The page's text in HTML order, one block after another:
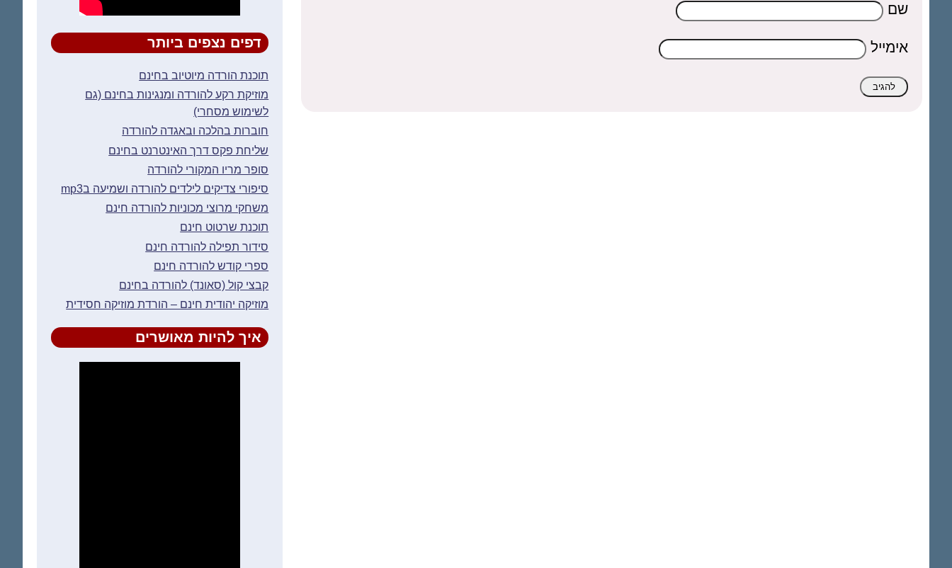
שם
אימייל דפים נצפים ביותר
תוכנת הורדה מיוטיוב בחינם
מוזיקת רקע להורדה ומנגינות בחינם (גם
לשימוש מסחרי)
חוברות בהלכה ובאגדה להורדה
שליחת פקס דרך האינטרנט בחינם
סופר מריו המקורי להורדה
סיפורי צדיקים לילדים להורדה ושמיעה בmp3
משחקי מרוצי מכוניות להורדה חינם
תוכנת שרטוט חינם
סידור תפילה להורדה חינם
ספרי קודש להורדה חינם
קבצי קול (סאונד) להורדה בחינם
מוזיקה יהודית חינם – הורדת מוזיקה חסידית
איך להיות מאושרים